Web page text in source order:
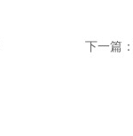
下一篇：